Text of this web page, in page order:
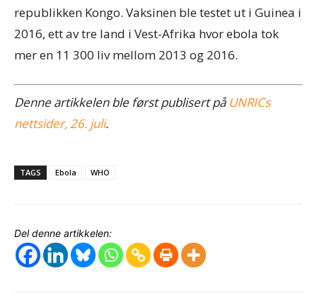
republikken Kongo. Vaksinen ble testet ut i Guinea i
2016, ett av tre land i Vest-Afrika hvor ebola tok
mer en 11 300 liv mellom 2013 og 2016.
Denne artikkelen ble først publisert på UNRICs
nettsider, 26. juli.
TAGS Ebola WHO
Del denne artikkelen: